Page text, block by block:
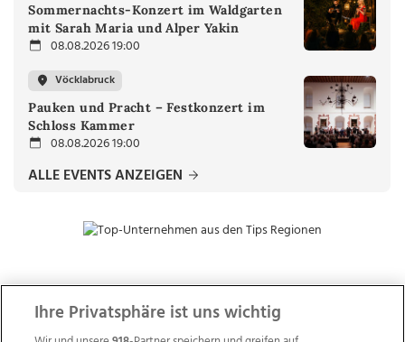
Sommernachts-Konzert im Waldgarten
mit Sarah Maria und Alper Yakin
08.08.2026 19:00
Vöcklabruck
Pauken und Pracht – Festkonzert im
Schloss Kammer
08.08.2026 19:00
ALLE EVENTS ANZEIGEN
ZUR NACHRICHTENÜBERSICHT
Ihre Privatsphäre ist uns wichtig